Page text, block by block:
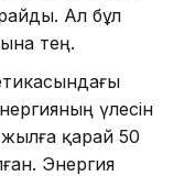
Ал бұл
тең.
үлесін
қарай 50
Энергия